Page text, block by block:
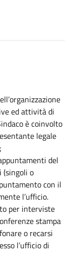
ed attività di
è coinvolto
legale
del
(singoli o
con il
l’ufficio.
per interviste
stampa
o recarsi
l’ufficio di